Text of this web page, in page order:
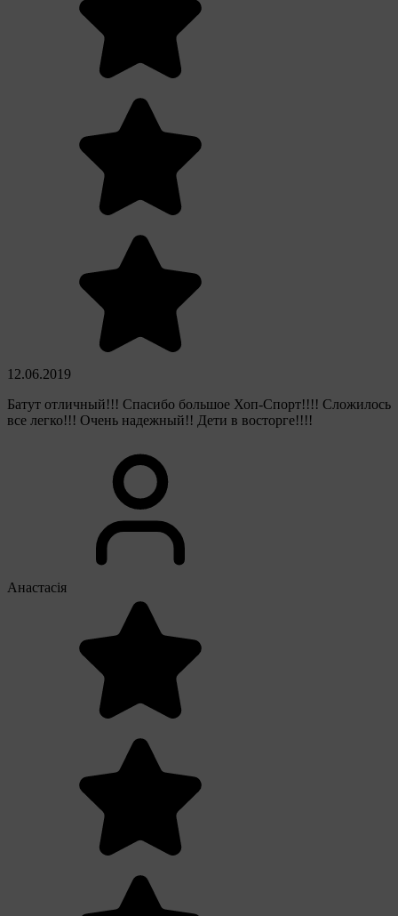
12.06.2019
Батут отличный!!! Спасибо большое Хоп-Спорт!!!! Сложилось
все легко!!! Очень надежный!! Дети в восторге!!!!
Анастасія